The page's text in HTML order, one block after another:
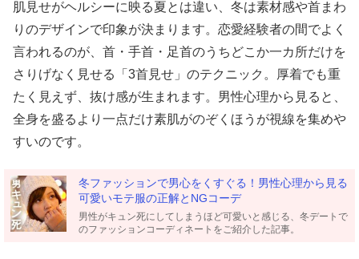
肌見せがヘルシーに映る夏とは違い、冬は素材感や首まわ
りのデザインで印象が決まります。恋愛経験者の間でよく
言われるのが、首・手首・足首のうちどこか一カ所だけを
さりげなく見せる「3首見せ」のテクニック。厚着でも重
たく見えず、抜け感が生まれます。男性心理から見ると、
全身を盛るより一点だけ素肌がのぞくほうが視線を集めや
すいのです。
冬ファッションで男心をくすぐる！男性心理から見る
可愛いモテ服の正解とNGコーデ
男性がキュン死にしてしまうほど可愛いと感じる、冬デートで
のファッションコーディネートをご紹介した記事。